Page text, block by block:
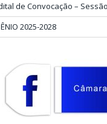
de Convocação –
2025-2028